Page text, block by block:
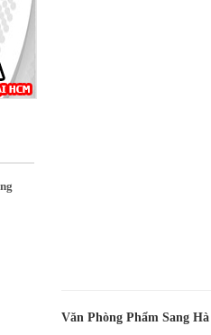
Văn Phòng Phẩm Sang